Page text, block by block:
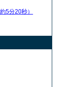
約5分20秒）